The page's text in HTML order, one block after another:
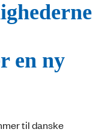
en ny
til danske